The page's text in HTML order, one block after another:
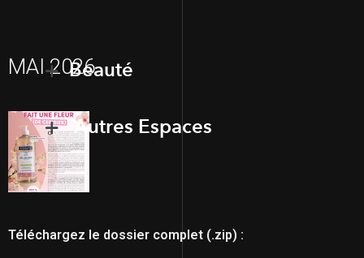
MAI 2026Beauté
Autres Espaces
Téléchargez le dossier complet (.zip) :